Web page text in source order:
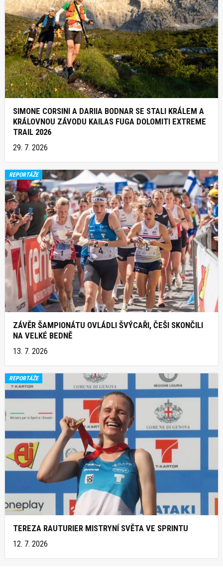
SIMONE CORSINI A DARIIA BODNAR SE STALI KRÁLEM A
KRÁLOVNOU ZÁVODU KAILAS FUGA DOLOMITI EXTREME
TRAIL 2026
29. 7. 2026
REPORTÁŽE
ZÁVĚR ŠAMPIONÁTU OVLÁDLI ŠVÝCAŘI, ČEŠI SKONČILI
NA VELKÉ BEDNĚ
13. 7. 2026
REPORTÁŽE
TEREZA RAUTURIER MISTRYNÍ SVĚTA VE SPRINTU
12. 7. 2026